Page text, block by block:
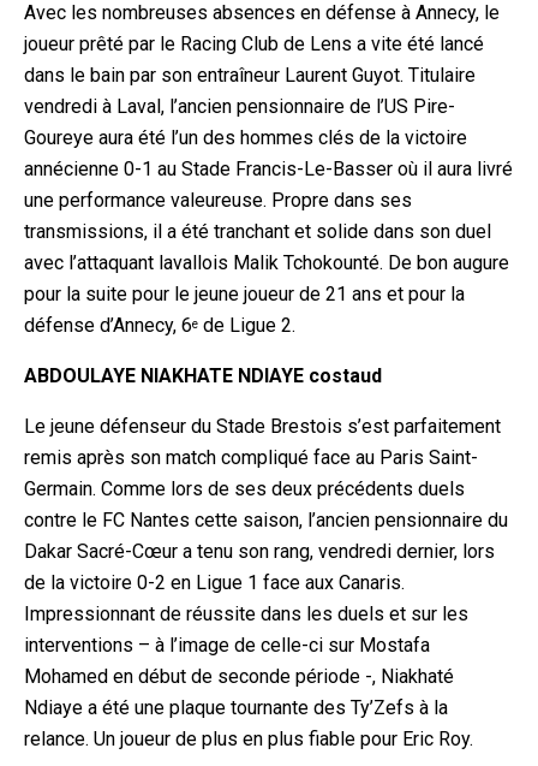
Avec les nombreuses absences en défense à Annecy, le
joueur prêté par le Racing Club de Lens a vite été lancé
dans le bain par son entraîneur Laurent Guyot. Titulaire
vendredi à Laval, l’ancien pensionnaire de l’US Pire-
Goureye aura été l’un des hommes clés de la victoire
annécienne 0-1 au Stade Francis-Le-Basser où il aura livré
une performance valeureuse. Propre dans ses
transmissions, il a été tranchant et solide dans son duel
avec l’attaquant lavallois Malik Tchokounté. De bon augure
pour la suite pour le jeune joueur de 21 ans et pour la
défense d’Annecy, 6e de Ligue 2.
ABDOULAYE NIAKHATE NDIAYE costaud
Le jeune défenseur du Stade Brestois s’est parfaitement
remis après son match compliqué face au Paris Saint-
Germain. Comme lors de ses deux précédents duels
contre le FC Nantes cette saison, l’ancien pensionnaire du
Dakar Sacré-Cœur a tenu son rang, vendredi dernier, lors
de la victoire 0-2 en Ligue 1 face aux Canaris.
Impressionnant de réussite dans les duels et sur les
interventions – à l’image de celle-ci sur Mostafa
Mohamed en début de seconde période -, Niakhaté
Ndiaye a été une plaque tournante des Ty’Zefs à la
relance. Un joueur de plus en plus fiable pour Eric Roy.